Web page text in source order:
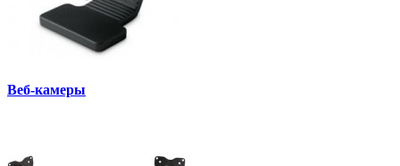
Веб-камеры